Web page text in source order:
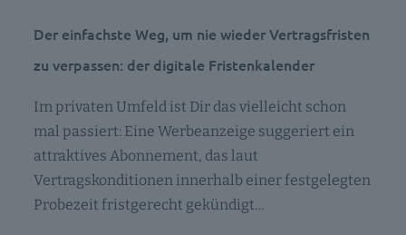
Der einfachste Weg, um nie wieder Vertragsfristen
zu verpassen: der digitale Fristenkalender
Im privaten Umfeld ist Dir das vielleicht schon
mal passiert: Eine Werbeanzeige suggeriert ein
attraktives Abonnement, das laut
Vertragskonditionen innerhalb einer festgelegten
Probezeit fristgerecht gekündigt…